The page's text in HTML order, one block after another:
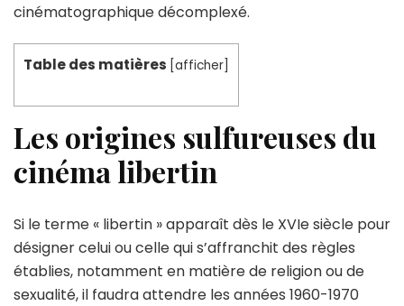
cinématographique décomplexé.
Table des matières [afficher]
Les origines sulfureuses du
cinéma libertin
Si le terme « libertin » apparaît dès le XVIe siècle pour
désigner celui ou celle qui s’affranchit des règles
établies, notamment en matière de religion ou de
sexualité, il faudra attendre les années 1960-1970